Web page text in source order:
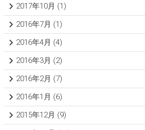
2017年10月 (1)
2016年7月 (1)
2016年4月 (4)
2016年3月 (2)
2016年2月 (7)
2016年1月 (6)
2015年12月 (9)